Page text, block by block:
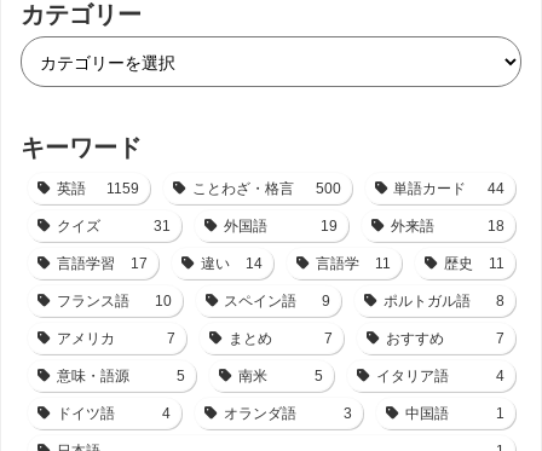
カテゴリー
キーワード
英語 1159 ことわざ・格言 500 単語カード 44
クイズ 31 外国語 19 外来語 18
言語学習 17 違い 14 言語学 11 歴史 11
フランス語 10 スペイン語 9 ポルトガル語 8
アメリカ 7 まとめ 7 おすすめ 7
意味・語源 5 南米 5 イタリア語 4
ドイツ語 4 オランダ語 3 中国語 1